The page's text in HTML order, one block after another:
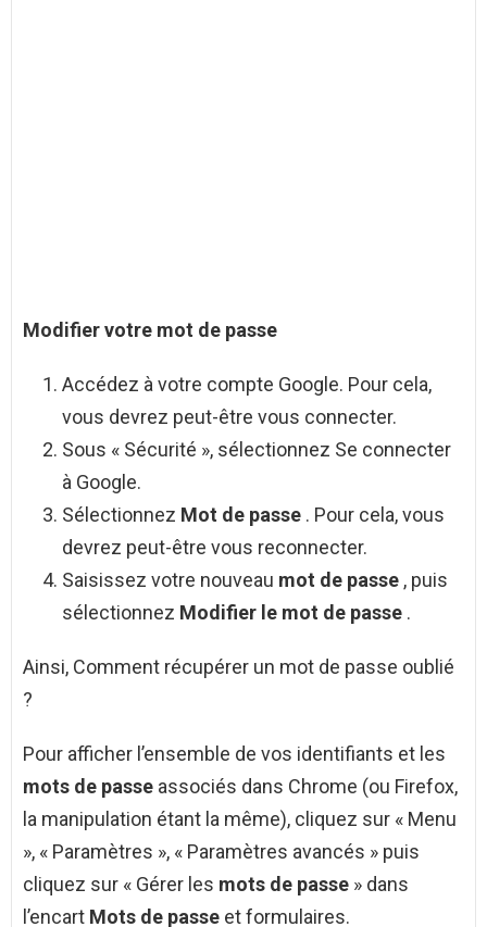
Modifier votre mot de passe
Accédez à votre compte Google. Pour cela,
vous devrez peut-être vous connecter.
Sous « Sécurité », sélectionnez Se connecter
à Google.
Sélectionnez Mot de passe . Pour cela, vous
devrez peut-être vous reconnecter.
Saisissez votre nouveau mot de passe , puis
sélectionnez Modifier le mot de passe .
Ainsi, Comment récupérer un mot de passe oublié
?
Pour afficher l’ensemble de vos identifiants et les
mots de passe associés dans Chrome (ou Firefox,
la manipulation étant la même), cliquez sur « Menu
», « Paramètres », « Paramètres avancés » puis
cliquez sur « Gérer les mots de passe » dans
l’encart Mots de passe et formulaires.